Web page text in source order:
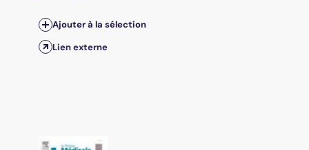
Ajouter à la sélection
Lien externe